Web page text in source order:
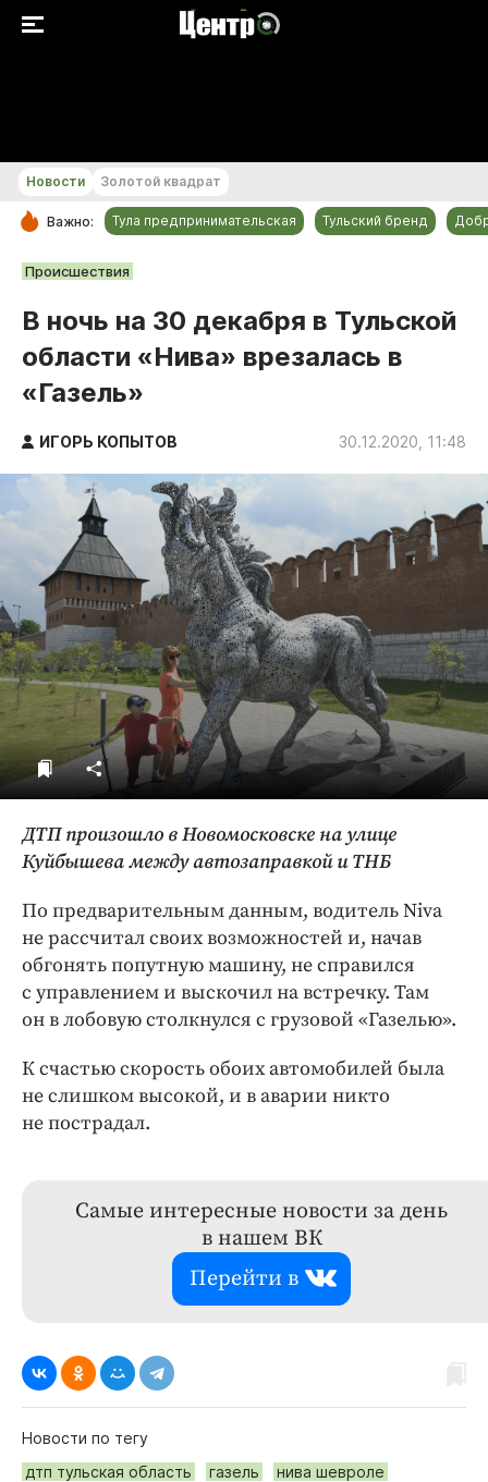
РУБРИКИ
Общество
Происшествия
Спорт
Тульский бренд
Тула предпринимательская
ДоброЦентр
Голодный шпион
Новости Золотой квадрат
Важно: Тула предпринимательская Тульский бренд
Происшествия
В ночь на 30 декабря в Тульской
области «Нива» врезалась в
«Газель»
ИГОРЬ КОПЫТОВ 30.12.2020, 11:48
ДТП произошло в Новомосковске на улице
Куйбышева между автозаправкой и ТНБ
По предварительным данным, водитель Niva
не рассчитал своих возможностей и, начав
обгонять попутную машину, не справился
с управлением и выскочил на встречку. Там
он в лобовую столкнулся с грузовой «Газелью».
К счастью скорость обоих автомобилей была
не слишком высокой, и в аварии никто
не пострадал.
Самые интересные новости за день
в нашем ВК
Перейти в
Новости по тегу
дтп тульская область
газель нива шевроле